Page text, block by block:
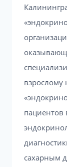
сахарным